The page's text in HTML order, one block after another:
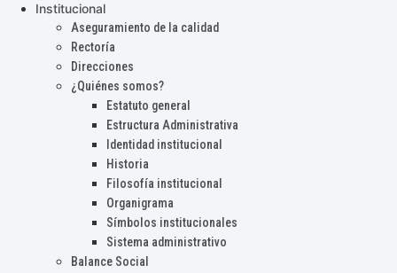
Institucional
Aseguramiento de la calidad
Rectoría
Direcciones
¿Quiénes somos?
Estatuto general
Estructura Administrativa
Identidad institucional
Historia
Filosofía institucional
Organigrama
Símbolos institucionales
Sistema administrativo
Balance Social